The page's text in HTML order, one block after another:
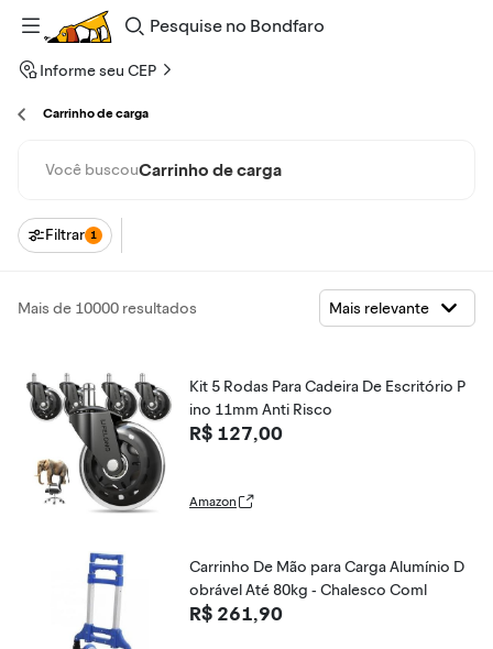
Pesquise
Bondfaro
Informe seu CEP
Carrinho de carga
Você buscouCarrinho de carga
Filtrar 1
Mais de 10000 resultados
Kit 5 Rodas Para Cadeira De Escritório P
ino 11mm Anti Risco
R$ 127,00
Amazon
Carrinho De Mão para Carga Alumínio D
obrável Até 80kg - Chalesco Coml
R$ 261,90